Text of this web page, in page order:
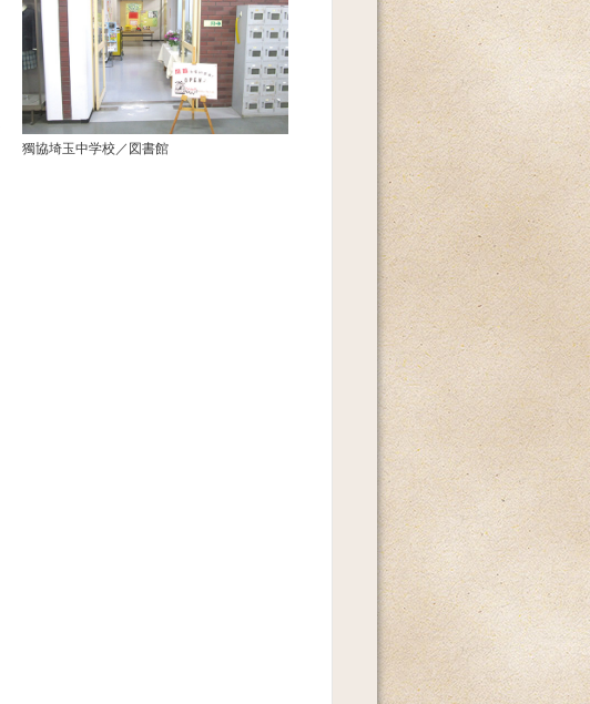
獨協埼玉中学校／図書館